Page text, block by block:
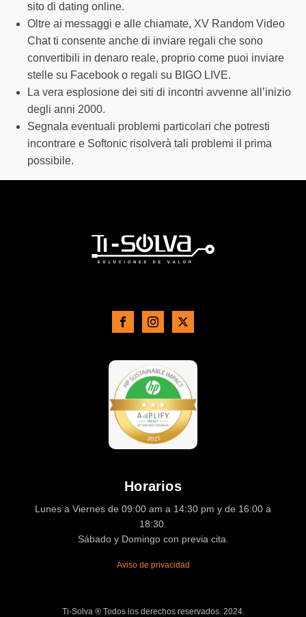
sito di dating online.
Oltre ai messaggi e alle chiamate, XV Random Video
Chat ti consente anche di inviare regali che sono
convertibili in denaro reale, proprio come puoi inviare
stelle su Facebook o regali su BIGO LIVE.
La vera esplosione dei siti di incontri avvenne all’inizio
degli anni 2000.
Segnala eventuali problemi particolari che potresti
incontrare e Softonic risolverà tali problemi il prima
possibile.
Horarios
Lunes a Viernes de 09:00 am a 14:30 pm y de 16:00 a
18:30.
Sábado y Domingo con previa cita.
Aviso de privacidad
Ti-Solva ® Todos los derechos reservados. 2024.